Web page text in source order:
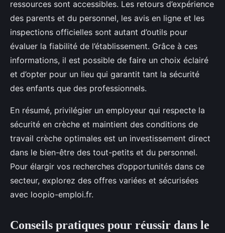
ressources sont accessibles. Les retours d’expérience
des parents et du personnel, les avis en ligne et les
inspections officielles sont autant d’outils pour
évaluer la fiabilité de l’établissement. Grâce à ces
informations, il est possible de faire un choix éclairé
et d’opter pour un lieu qui garantit tant la sécurité
des enfants que des professionnels.
En résumé, privilégier un employeur qui respecte la
sécurité en crèche et maintient des conditions de
travail crèche optimales est un investissement direct
dans le bien-être des tout-petits et du personnel.
Pour élargir vos recherches d’opportunités dans ce
secteur, explorez des offres variées et sécurisées
avec loopio-emploi.fr.
Conseils pratiques pour réussir dans le